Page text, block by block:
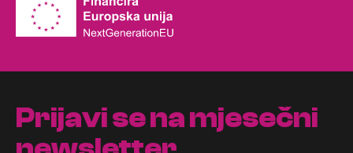
Prijavi se na mjesečni